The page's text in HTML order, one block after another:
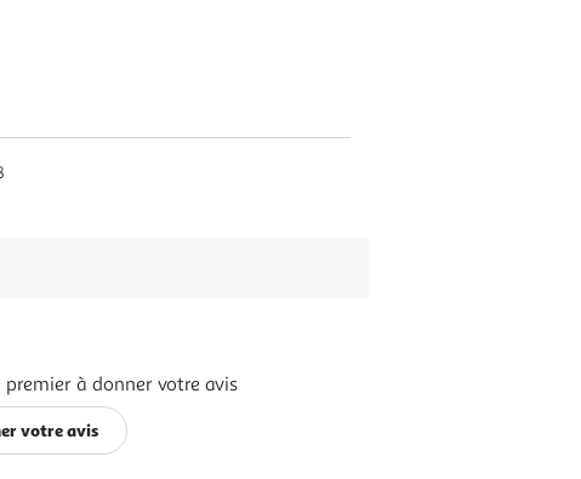
premier à donner votre avis
votre avis